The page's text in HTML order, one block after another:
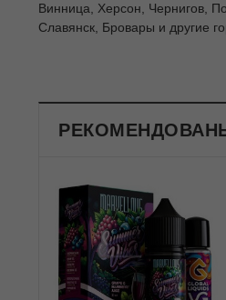
Винница, Херсон, Чернигов,
Славянск, Бровары и другие